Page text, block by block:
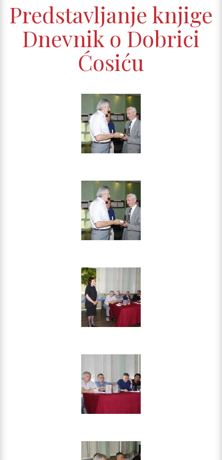
Predstavljanje knjige
Dnevnik o Dobrici
Ćosiću